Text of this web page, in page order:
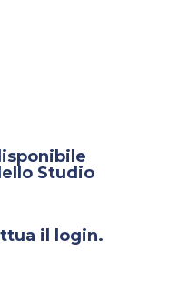
Studio
il login.